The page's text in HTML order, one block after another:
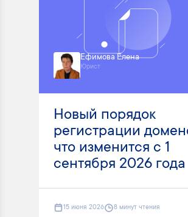
Ефимова Елена
Юрист
Новый порядок
регистрации
что изменится с 1
сентября 2026 года
15 июня 2026 8 минут чтения